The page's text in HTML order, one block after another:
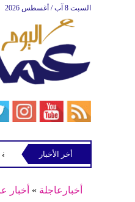
السبت 8 آب / أغسطس 2026
الخزانة الأميركية
أخر الأخبار
أخبارعاجلة » أخبار